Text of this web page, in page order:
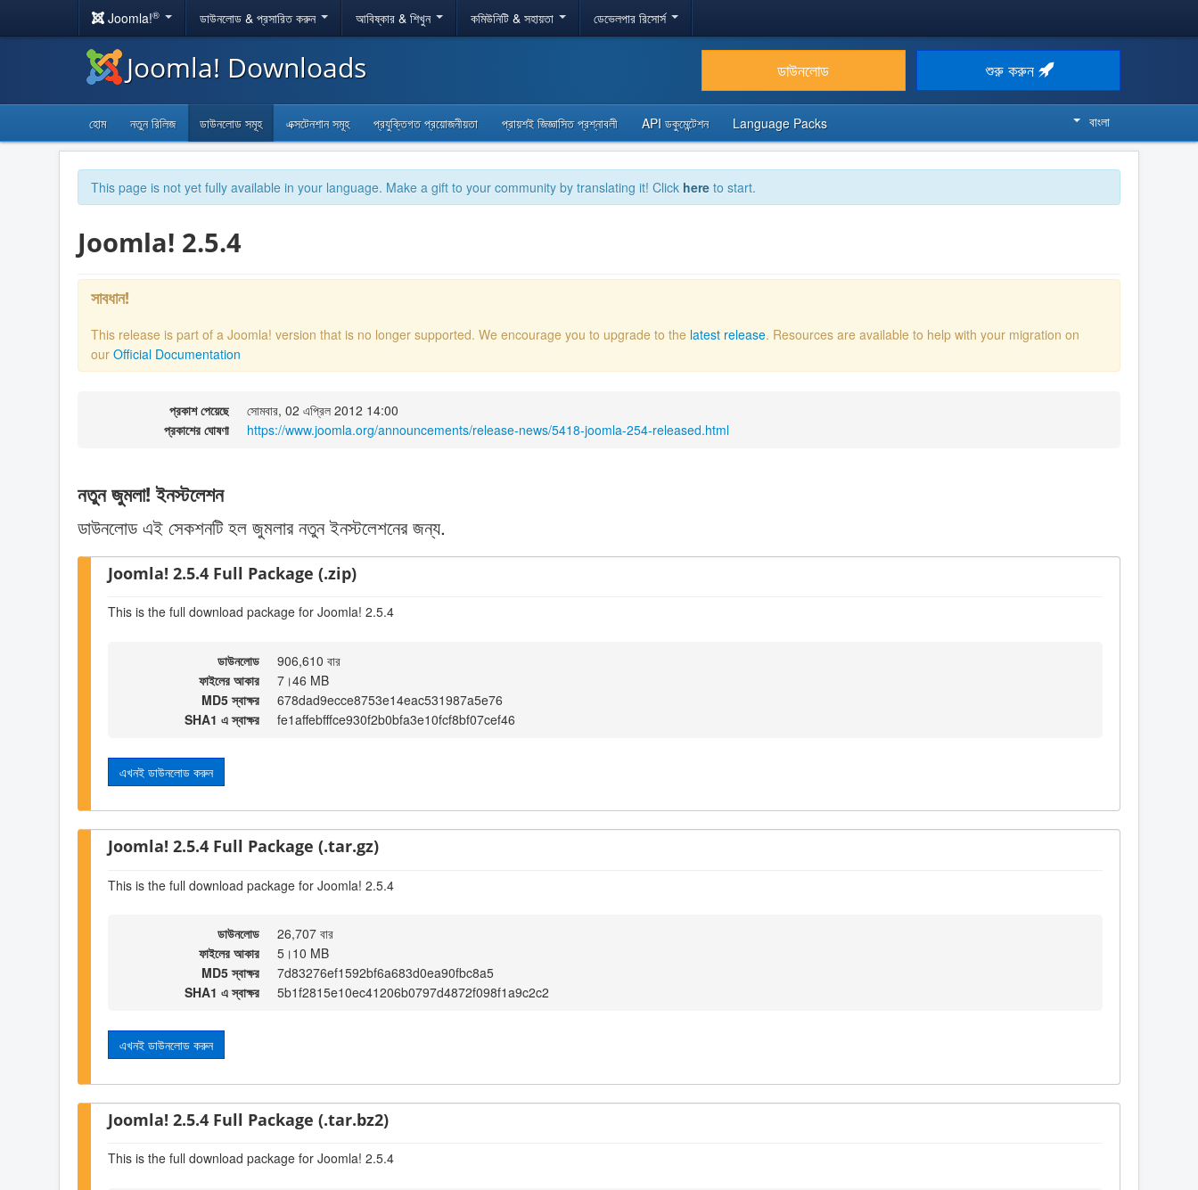
Joomla!® ডাউনলোড & প্রসারিত করুন আবিষ্কার & শিখুন কমিউনিটি & সহায়তা ডেভেলপার রিসোর্স
Joomla! Downloads ডাউনলোড শুরু করুন
হোম নতুন রিলিজ ডাউনলোড সমূহ এক্সটেনশান সমূহ প্রযুক্তিগত প্রয়োজনীয়তা প্রায়শই জিজ্ঞাসিত প্রশ্নাবলী API ডকুমেন্টেশন Language Packs বাংলা
This page is not yet fully available in your language. Make a gift to your community by translating it! Click here to start.
Joomla! 2.5.4
সাবধান!
This release is part of a Joomla! version that is no longer supported. We encourage you to upgrade to the latest release. Resources are available to help with your migration on
our Official Documentation
প্রকাশ পেয়েছে
সোমবার, 02 এপ্রিল 2012 14:00
প্রকাশের ঘোষণা
https://www.joomla.org/announcements/release-news/5418-joomla-254-released.html
নতুন জুমলা! ইনস্টলেশন
ডাউনলোড এই সেকশনটি হল জুমলার নতুন ইনস্টলেশনের জন্য.
Joomla! 2.5.4 Full Package (.zip)
This is the full download package for Joomla! 2.5.4
ডাউনলোড
906,610 বার
ফাইলের আকার
7।46 MB
MD5 স্বাক্ষর
678dad9ecce8753e14eac531987a5e76
SHA1 এ স্বাক্ষর
fe1affebfffce930f2b0bfa3e10fcf8bf07cef46
এখনই ডাউনলোড করুন
Joomla! 2.5.4 Full Package (.tar.gz)
This is the full download package for Joomla! 2.5.4
ডাউনলোড
26,707 বার
ফাইলের আকার
5।10 MB
MD5 স্বাক্ষর
7d83276ef1592bf6a683d0ea90fbc8a5
SHA1 এ স্বাক্ষর
5b1f2815e10ec41206b0797d4872f098f1a9c2c2
এখনই ডাউনলোড করুন
Joomla! 2.5.4 Full Package (.tar.bz2)
This is the full download package for Joomla! 2.5.4